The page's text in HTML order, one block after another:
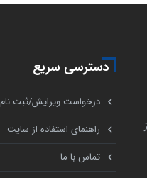
دسترسی سریع
درخواست ویرایش/ثبت نام
راهنمای استفاده از سایت
تماس با ما